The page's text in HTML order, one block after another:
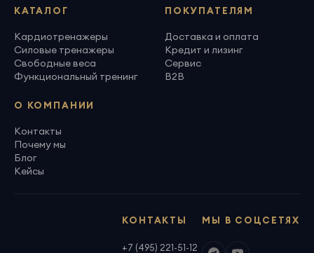
КАТАЛОГ
Кардиотренажеры
Силовые тренажеры
Свободные веса
Функциональный тренинг
ПОКУПАТЕЛЯМ
Доставка и оплата
Кредит и лизинг
Сервис
B2B
О КОМПАНИИ
Контакты
Почему мы
Блог
Кейсы
МЫ В СОЦСЕТЯХ
КОНТАКТЫ
+7 (495) 221-51-12